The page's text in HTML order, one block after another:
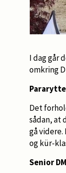
I dag går
omkring
Det
sådan, at
gå
og kür-
Senior DM